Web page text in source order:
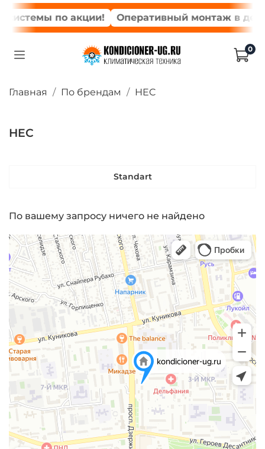
по акции! Оперативный монтаж в день
0
Главная По брендам HEC
HEC
Standart
По вашему запросу ничего не найдено